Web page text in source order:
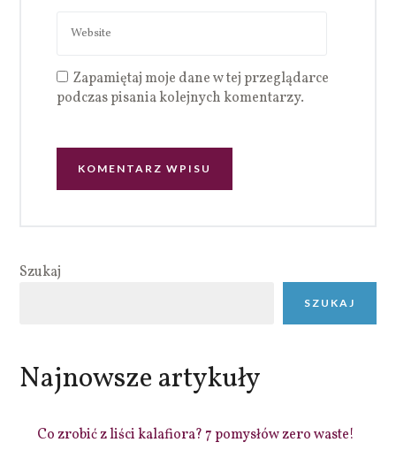
Zapamiętaj moje dane w tej przeglądarce
podczas pisania kolejnych komentarzy.
Szukaj
SZUKAJ
Najnowsze artykuły
Co zrobić z liści kalafiora? 7 pomysłów zero waste!